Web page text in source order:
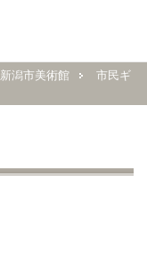
新潟市美術館
市民ギ